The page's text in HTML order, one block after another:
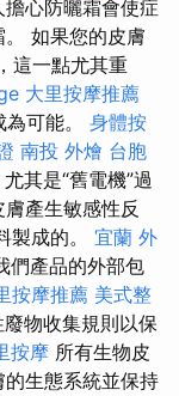
心防曬霜會使症
如果您的皮膚
這一點尤其重
大里按摩推薦
可能。 身體按
南投 外燴 台胞
其是“舊電機”過
產生敏感性反
製成的。 宜蘭 外
們產品的外部包
按摩推薦 美式整
物收集規則以保
按摩 所有生物皮
生態系統並保持